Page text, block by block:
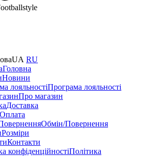
UA RU
Головна
Новини
Програма лояльності
Про магазин
Доставка
Оплата
Обмін/Повернення
Розміри
Контакти
Політика